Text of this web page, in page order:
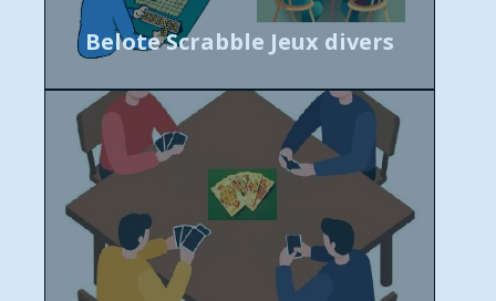
Belote Scrabble Jeux divers